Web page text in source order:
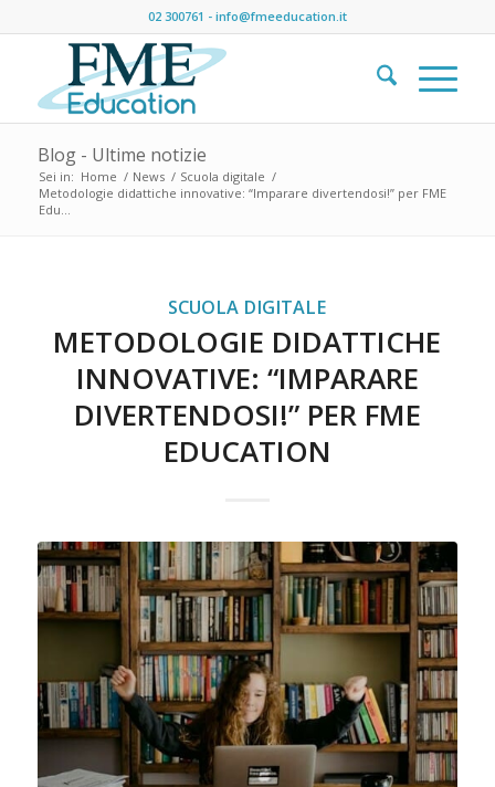
02 300761 - info@fmeeducation.it
Blog - Ultime notizie
Sei in: Home / News / Scuola digitale /
Metodologie didattiche innovative: “Imparare divertendosi!” per FME
Edu...
SCUOLA DIGITALE
METODOLOGIE DIDATTICHE
INNOVATIVE: “IMPARARE
DIVERTENDOSI!” PER FME
EDUCATION